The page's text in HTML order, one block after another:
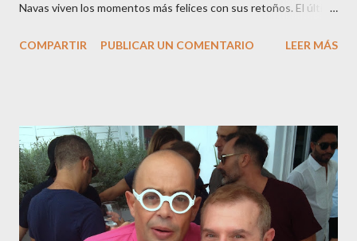
Navas viven los momentos más felices con sus retoños. El último
M ateo nació en Barcelona hace poco más de una semana. El top
haciéndole padre de un precioso niño. Marta ha sido toda una
campeona, durante los primeros 3 meses de embarazo tuvo que
guardar reposo debido a un síndrome llamado
“hiperemesisgravídica”.Pasados los meses fatídicos de
gestación Marta tiró adelante con el embarazo, ahora es una
COMPARTIR PUBLICAR UN COMENTARIO LEER MÁS